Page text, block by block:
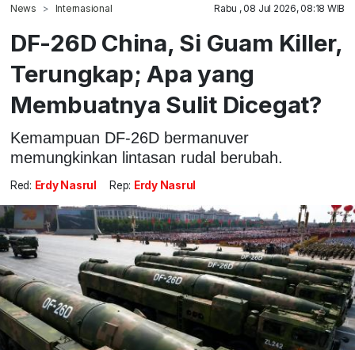
News Internasional Rabu , 08 Jul 2026, 08:18 WIB
DF-26D China, Si Guam Killer,
Terungkap; Apa yang
Membuatnya Sulit Dicegat?
Kemampuan DF-26D bermanuver
memungkinkan lintasan rudal berubah.
Red: Erdy Nasrul Rep: Erdy Nasrul